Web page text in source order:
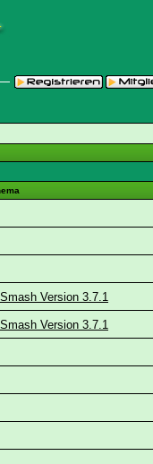
Version 3.7.1
Version 3.7.1